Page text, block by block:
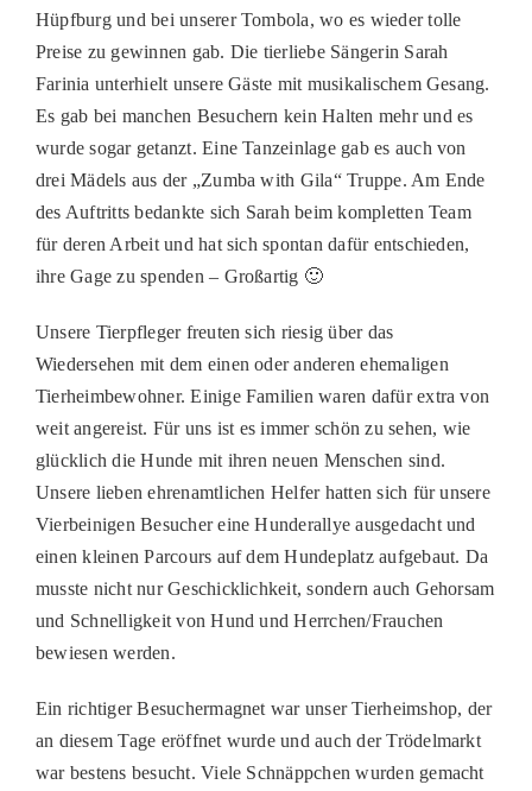
Hüpfburg und bei unserer Tombola, wo es wieder tolle
Preise zu gewinnen gab. Die tierliebe Sängerin Sarah
Farinia unterhielt unsere Gäste mit musikalischem Gesang.
Es gab bei manchen Besuchern kein Halten mehr und es
wurde sogar getanzt. Eine Tanzeinlage gab es auch von
drei Mädels aus der „Zumba with Gila“ Truppe. Am Ende
des Auftritts bedankte sich Sarah beim kompletten Team
für deren Arbeit und hat sich spontan dafür entschieden,
ihre Gage zu spenden – Großartig 🙂
Unsere Tierpfleger freuten sich riesig über das
Wiedersehen mit dem einen oder anderen ehemaligen
Tierheimbewohner. Einige Familien waren dafür extra von
weit angereist. Für uns ist es immer schön zu sehen, wie
glücklich die Hunde mit ihren neuen Menschen sind.
Unsere lieben ehrenamtlichen Helfer hatten sich für unsere
Vierbeinigen Besucher eine Hunderallye ausgedacht und
einen kleinen Parcours auf dem Hundeplatz aufgebaut. Da
musste nicht nur Geschicklichkeit, sondern auch Gehorsam
und Schnelligkeit von Hund und Herrchen/Frauchen
bewiesen werden.
Ein richtiger Besuchermagnet war unser Tierheimshop, der
an diesem Tage eröffnet wurde und auch der Trödelmarkt
war bestens besucht. Viele Schnäppchen wurden gemacht